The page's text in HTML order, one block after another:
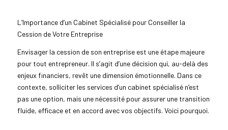
L’Importance d’un Cabinet Spécialisé pour Conseiller la
Cession de Votre Entreprise
Envisager la cession de son entreprise est une étape majeure
pour tout entrepreneur. Il s’agit d’une décision qui, au-delà des
enjeux financiers, revêt une dimension émotionnelle. Dans ce
contexte, solliciter les services d’un cabinet spécialisé n’est
pas une option, mais une nécessité pour assurer une transition
fluide, efficace et en accord avec vos objectifs. Voici pourquoi.